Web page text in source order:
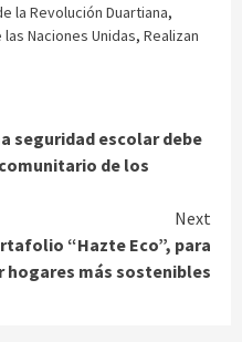
la Revolución Duartiana,
Naciones Unidas, Realizan
seguridad escolar debe
de los
Next
“Hazte Eco”, para
más sostenibles